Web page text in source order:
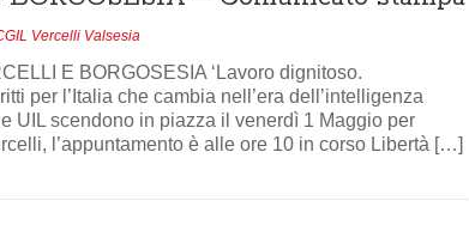
Vercelli Valsesia
E BORGOSESIA ‘Lavoro dignitoso.
per l’Italia che cambia nell’era dell’intelligenza
UIL scendono in piazza il venerdì 1 Maggio per
l’appuntamento è alle ore 10 in corso Libertà […]